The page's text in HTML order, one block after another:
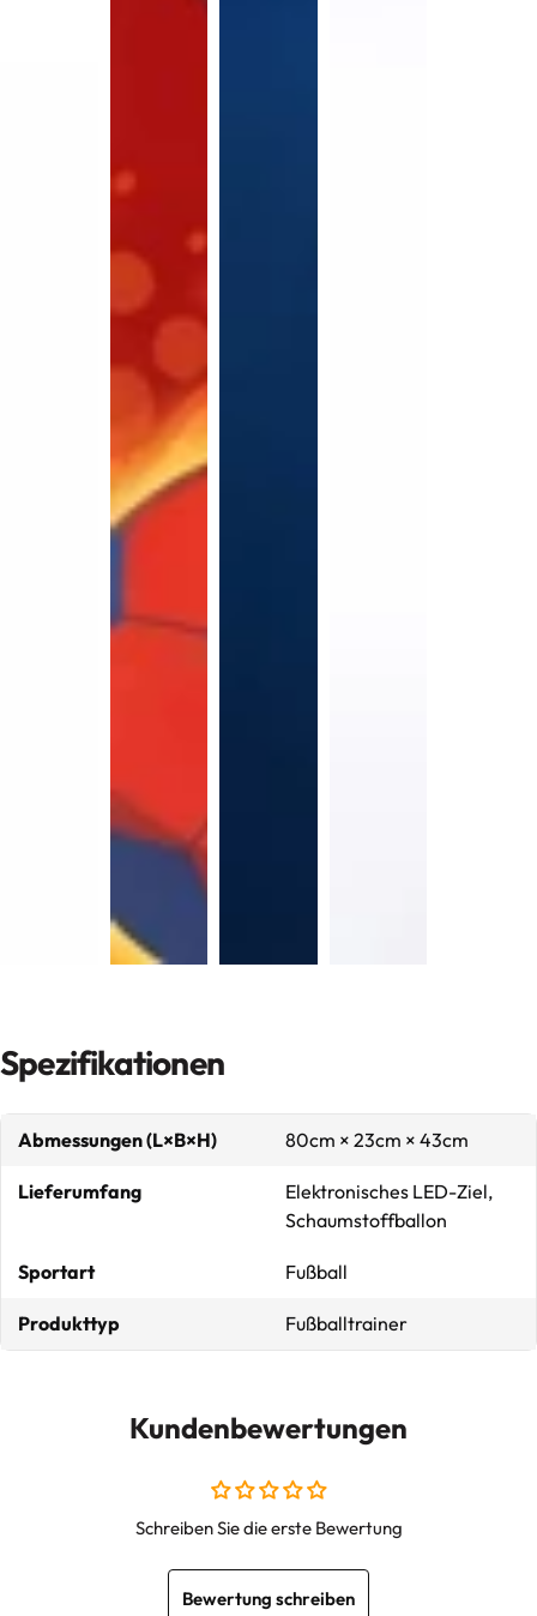
Spezifikationen
Abmessungen (L×B×H) 80cm × 23cm × 43cm
Lieferumfang
Elektronisches LED-Ziel,
Schaumstoffballon
Sportart Fußball
Produkttyp Fußballtrainer
Kundenbewertungen
Schreiben Sie die erste Bewertung
Bewertung schreiben